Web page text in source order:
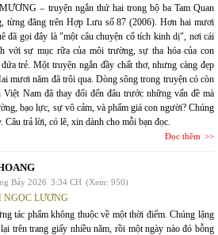
– truyện ngắn thứ hai trong bộ ba Tam Quan
từng đăng trên Hợp Lưu số 87 (2006). Hơn hai mươi
đã gọi đây là "một câu chuyện cổ tích kinh dị", nơi cái
với sự mục rữa của môi trường, sự tha hóa của con
trẻ. Một truyện ngắn đầy chất thơ, nhưng càng đẹp
mươi năm đã trôi qua. Dòng sông trong truyện có còn
Nam đã thay đổi đến đâu trước những vấn đề mà
bạo lực, sự vô cảm, và phẩm giá con người? Chúng
trả lời, có lẽ, xin dành cho mỗi bạn đọc.
Đọc thêm
Bảy 2026 3:34 CH (Xem: 950)
NGỌC LƯƠNG
tác phẩm không thuộc về một thời điểm. Chúng lặng
trên trang giấy nhiều năm, rồi một ngày nào đó bỗng